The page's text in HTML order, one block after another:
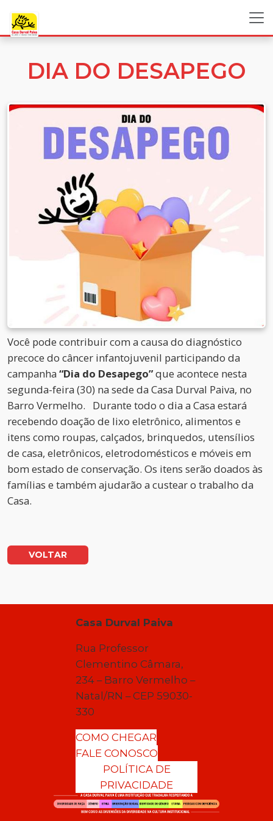
DIA DO DESAPEGO
Você pode contribuir com a causa do diagnóstico
precoce do câncer infantojuvenil participando da
campanha “Dia do Desapego”que acontece nesta
segunda-feira (30) na sede da Casa Durval Paiva, no
Barro Vermelho. Durante todo o dia a Casa estará
recebendo doação de lixo eletrônico, alimentos e
itens como roupas, calçados, brinquedos, utensílios
de casa, eletrônicos, eletrodomésticos e móveis em
bom estado de conservação. Os itens serão doados às
famílias e também ajudarão a custear o trabalho da
Casa.
VOLTAR
Casa Durval Paiva
Rua Professor
Clementino Câmara,
234 – Barro Vermelho –
Natal/RN – CEP 59030-
330
COMO CHEGAR
FALE CONOSCO
POLÍTICA DE
PRIVACIDADE